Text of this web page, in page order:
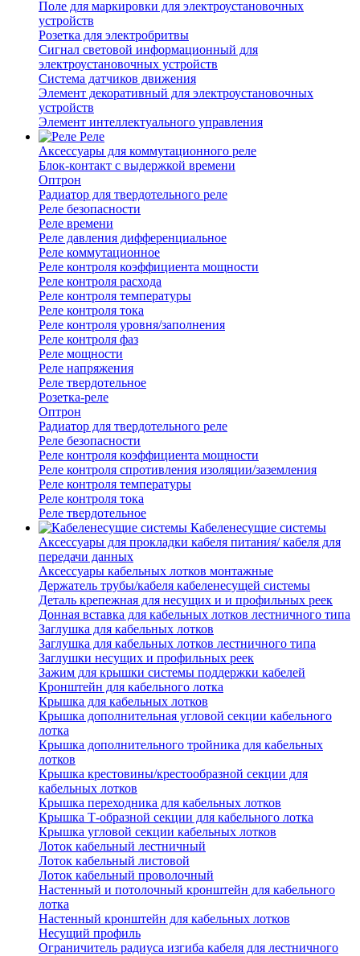
Поле для маркировки для электроустановочных
устройств
Розетка для электробритвы
Сигнал световой информационный для
электроустановочных устройств
Система датчиков движения
Элемент декоративный для электроустановочных
устройств
Элемент интеллектуального управления
Реле
Аксессуары для коммутационного реле
Блок-контакт с выдержкой времени
Оптрон
Радиатор для твердотельного реле
Реле безопасности
Реле времени
Реле давления дифференциальное
Реле коммутационное
Реле контроля коэффициента мощности
Реле контроля расхода
Реле контроля температуры
Реле контроля тока
Реле контроля уровня/заполнения
Реле контроля фаз
Реле мощности
Реле напряжения
Реле твердотельное
Розетка-реле
Оптрон
Радиатор для твердотельного реле
Реле безопасности
Реле контроля коэффициента мощности
Реле контроля спротивления изоляции/заземления
Реле контроля температуры
Реле контроля тока
Реле твердотельное
Кабеленесущие системы
Аксессуары для прокладки кабеля питания/ кабеля для
передачи данных
Аксессуары кабельных лотков монтажные
Держатель трубы/кабеля кабеленесущей системы
Деталь крепежная для несущих и и профильных реек
Донная вставка для кабельных лотков лестничного типа
Заглушка для кабельных лотков
Заглушка для кабельных лотков лестничного типа
Заглушки несущих и профильных реек
Зажим для крышки системы поддержки кабелей
Кронштейн для кабельного лотка
Крышка для кабельных лотков
Крышка дополнительная угловой секции кабельного
лотка
Крышка дополнительного тройника для кабельных
лотков
Крышка крестовины/крестообразной секции для
кабельных лотков
Крышка переходника для кабельных лотков
Крышка Т-образной секции для кабельного лотка
Крышка угловой секции кабельных лотков
Лоток кабельный лестничный
Лоток кабельный листовой
Лоток кабельный проволочный
Настенный и потолочный кронштейн для кабельного
лотка
Настенный кронштейн для кабельных лотков
Несущий профиль
Ограничитель радиуса изгиба кабеля для лестничного